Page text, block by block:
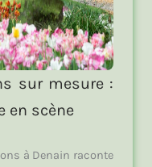
sur mesure :
en scène
à Denain raconte